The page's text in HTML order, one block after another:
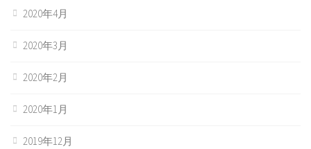
2020年4月
2020年3月
2020年2月
2020年1月
2019年12月